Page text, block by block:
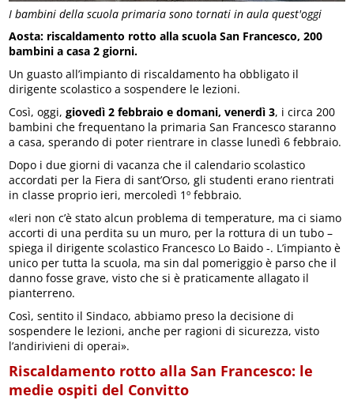
I bambini della scuola primaria sono tornati in aula quest'oggi
Aosta: riscaldamento rotto alla scuola San Francesco, 200
bambini a casa 2 giorni.
Un guasto all’impianto di riscaldamento ha obbligato il
dirigente scolastico a sospendere le lezioni.
Così, oggi, giovedì 2 febbraio e domani, venerdì 3, i circa 200
bambini che frequentano la primaria San Francesco staranno
a casa, sperando di poter rientrare in classe lunedì 6 febbraio.
Dopo i due giorni di vacanza che il calendario scolastico
accordati per la Fiera di sant’Orso, gli studenti erano rientrati
in classe proprio ieri, mercoledì 1º febbraio.
«Ieri non c’è stato alcun problema di temperature, ma ci siamo
accorti di una perdita su un muro, per la rottura di un tubo –
spiega il dirigente scolastico Francesco Lo Baido -. L’impianto è
unico per tutta la scuola, ma sin dal pomeriggio è parso che il
danno fosse grave, visto che si è praticamente allagato il
pianterreno.
Così, sentito il Sindaco, abbiamo preso la decisione di
sospendere le lezioni, anche per ragioni di sicurezza, visto
l’andirivieni di operai».
Riscaldamento rotto alla San Francesco: le
medie ospiti del Convitto